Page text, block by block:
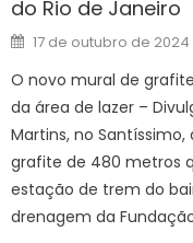
do Rio de Janeiro
Posted
on
17 de outubro de 2024
O novo mural de
da área de lazer –
Martins, no
grafite de 480 metros
estação de trem do
drenagem da